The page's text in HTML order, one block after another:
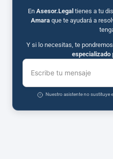
En Asesor.Legal tienes a tu
Amaraque te ayudará a
Y si lo necesitas, te
especializado
Escribe tu mensaje
Nuestro asistente no sustituye